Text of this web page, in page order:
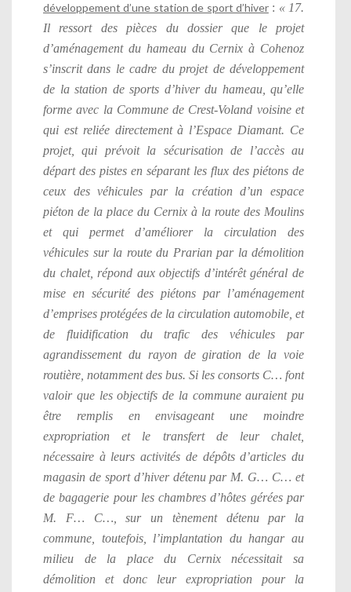
développement d’une station de sport d’hiver: « 17.
Il ressort des pièces du dossier que le projet
d’aménagement du hameau du Cernix à Cohenoz
s’inscrit dans le cadre du projet de développement
de la station de sports d’hiver du hameau, qu’elle
forme avec la Commune de Crest-Voland voisine et
qui est reliée directement à l’Espace Diamant. Ce
projet, qui prévoit la sécurisation de l’accès au
départ des pistes en séparant les flux des piétons de
ceux des véhicules par la création d’un espace
piéton de la place du Cernix à la route des Moulins
et qui permet d’améliorer la circulation des
véhicules sur la route du Prarian par la démolition
du chalet, répond aux objectifs d’intérêt général de
mise en sécurité des piétons par l’aménagement
d’emprises protégées de la circulation automobile, et
de fluidification du trafic des véhicules par
agrandissement du rayon de giration de la voie
routière, notamment des bus. Si les consorts C… font
valoir que les objectifs de la commune auraient pu
être remplis en envisageant une moindre
expropriation et le transfert de leur chalet,
nécessaire à leurs activités de dépôts d’articles du
magasin de sport d’hiver détenu par M. G… C… et
de bagagerie pour les chambres d’hôtes gérées par
M. F… C…, sur un tènement détenu par la
commune, toutefois, l’implantation du hangar au
milieu de la place du Cernix nécessitait sa
démolition et donc leur expropriation pour la